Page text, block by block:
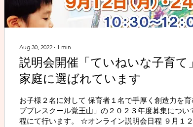
Aug 30, 2022 ∙ 1 min
説明会開催「ていねいな子育
家庭に選ばれています
お子様２名に対して 保育者１名で手厚く創造力を
ブプレスクール覚王山」の２０２３年度募集につい
程にて行います。 ☆オンライン説明会日程 ９月１